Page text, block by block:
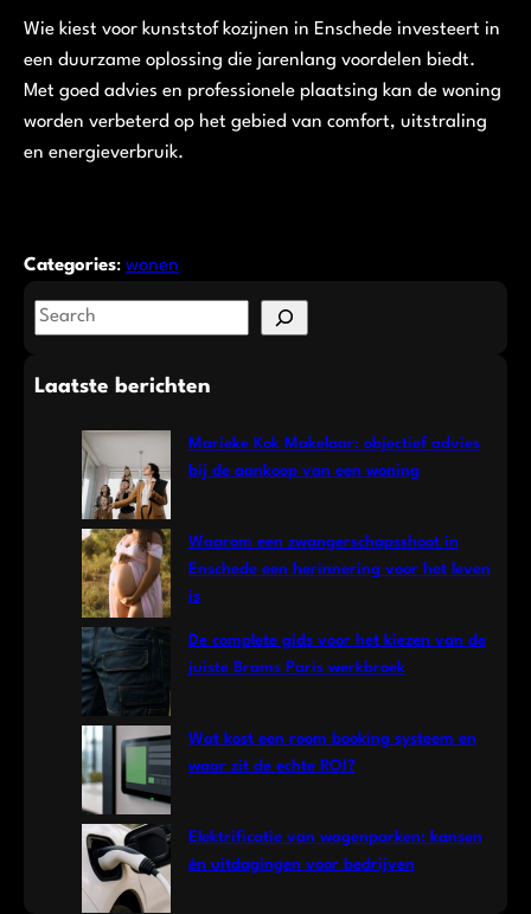
Wie kiest voor kunststof kozijnen in Enschede investeert in
een duurzame oplossing die jarenlang voordelen biedt.
Met goed advies en professionele plaatsing kan de woning
worden verbeterd op het gebied van comfort, uitstraling
en energieverbruik.
Categories: wonen
S
aLaatste berichten
Marieke Kok Makelaar: objectief advies
bij de aankoop van een woning
Waarom een zwangerschapsshoot in
Enschede een herinnering voor het leven
is
De complete gids voor het kiezen van de
juiste Brams Paris werkbroek
Wat kost een room booking systeem en
waar zit de echte ROI?
Elektrificatie van wagenparken: kansen
én uitdagingen voor bedrijven